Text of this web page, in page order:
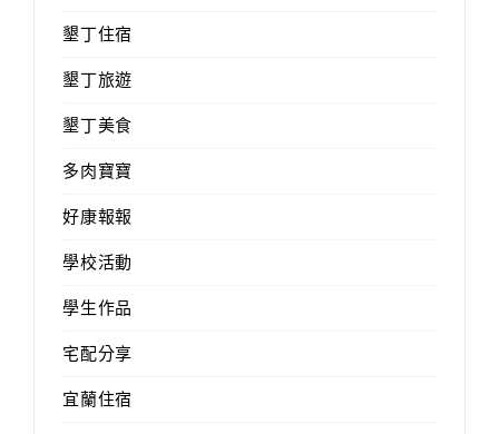
墾丁住宿
墾丁旅遊
墾丁美食
多肉寶寶
好康報報
學校活動
學生作品
宅配分享
宜蘭住宿